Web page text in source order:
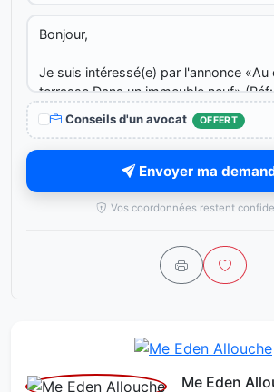
Conseils d'un avocat OFFERT
Envoyer ma
Vos coordonnées restent
Me Eden